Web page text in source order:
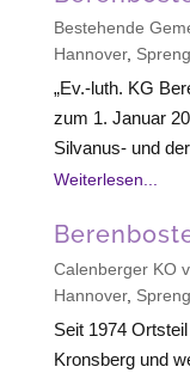
Bestehende
Hannover,
„Ev.-luth. KG
zum 1. Januar
Silvanus- und
Weiterlesen...
Calenberger KO
Hannover,
Seit 1974
Kronsberg und